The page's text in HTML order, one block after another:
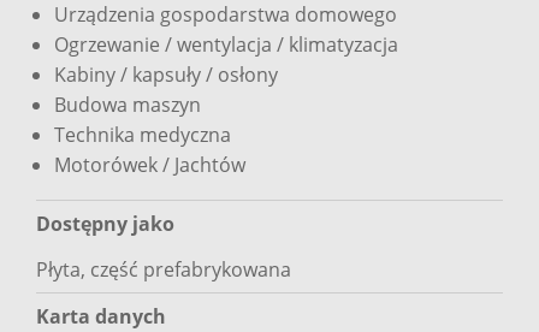
Urządzenia gospodarstwa domowego
Ogrzewanie / wentylacja / klimatyzacja
Kabiny / kapsuły / osłony
Budowa maszyn
Technika medyczna
Motorówek / Jachtów
Dostępny jako
Płyta, część prefabrykowana
Karta danych